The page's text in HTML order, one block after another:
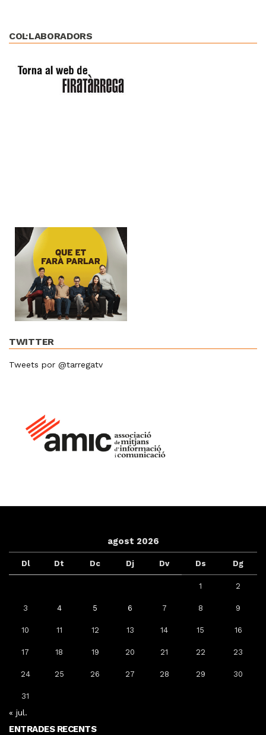
COL·LABORADORS
TWITTER
Tweets por @tarregatv
agost 2026
Dl Dt Dc Dj Dv Ds Dg
1 2
3 4 5 6 7 8 9
10 11 12 13 14 15 16
17 18 19 20 21 22 23
24 25 26 27 28 29 30
31
« jul.
ENTRADES RECENTS